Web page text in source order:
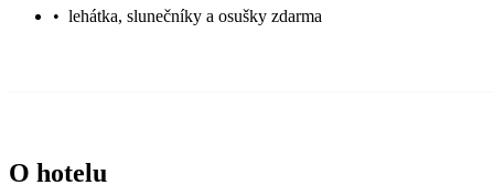
• lehátka, slunečníky a osušky zdarma
O hotelu